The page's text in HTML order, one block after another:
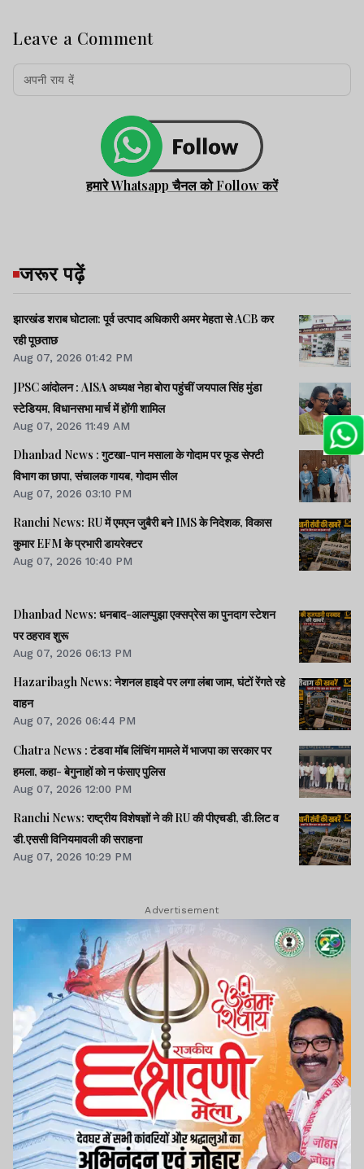
Leave a Comment
हमारे Whatsapp चैनल को Follow करें
जरूर पढ़ें
झारखंड शराब घोटाला: पूर्व उत्पाद अधिकारी अमर मेहता से ACB कर
रही पूछताछ
Aug 07, 2026 01:42 PM
JPSC आंदोलन : AISA अध्यक्ष नेहा बोरा पहुंचीं जयपाल सिंह मुंडा
स्टेडियम, विधानसभा मार्च में होंगी शामिल
Aug 07, 2026 11:49 AM
Dhanbad News : गुटखा-पान मसाला के गोदाम पर फूड सेफ्टी
विभाग का छापा, संचालक गायब, गोदाम सील
Aug 07, 2026 03:10 PM
Ranchi News: RU में एमएन जुबैरी बने IMS के निदेशक, विकास
कुमार EFM के प्रभारी डायरेक्टर
Aug 07, 2026 10:40 PM
Dhanbad News: धनबाद-आलप्पुझा एक्सप्रेस का पुनदाग स्टेशन
पर ठहराव शुरू
Aug 07, 2026 06:13 PM
Hazaribagh News: नेशनल हाइवे पर लगा लंबा जाम, घंटों रेंगते रहे
वाहन
Aug 07, 2026 06:44 PM
Chatra News : टंडवा मॉब लिंचिंग मामले में भाजपा का सरकार पर
हमला, कहा- बेगुनाहों को न फंसाए पुलिस
Aug 07, 2026 12:00 PM
Ranchi News: राष्ट्रीय विशेषज्ञों ने की RU की पीएचडी, डी.लिट व
डी.एससी विनियमावली की सराहना
Aug 07, 2026 10:29 PM
Advertisement